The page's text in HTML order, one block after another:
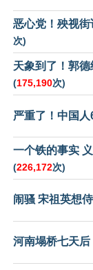
恶心党！殃视
次)
天象到了！郭
(175,190次)
严重了！中国
一个铁的事实
(226,172次)
闹骚 宋祖英想
河南塌桥七天